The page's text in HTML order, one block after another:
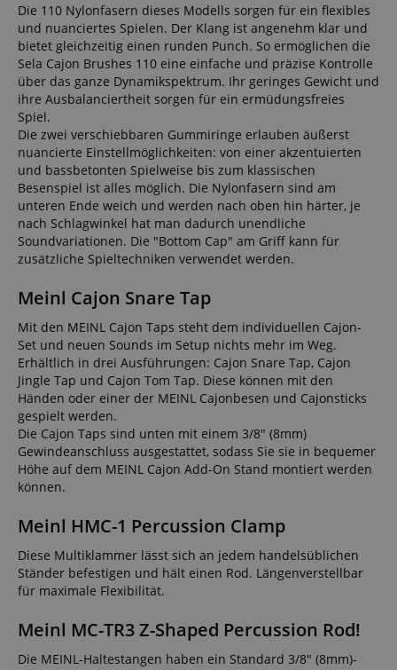
Die 110 Nylonfasern dieses Modells sorgen für ein flexibles
und nuanciertes Spielen. Der Klang ist angenehm klar und
bietet gleichzeitig einen runden Punch. So ermöglichen die
Sela Cajon Brushes 110 eine einfache und präzise Kontrolle
über das ganze Dynamikspektrum. Ihr geringes Gewicht und
ihre Ausbalanciertheit sorgen für ein ermüdungsfreies
Spiel.
Die zwei verschiebbaren Gummiringe erlauben äußerst
nuancierte Einstellmöglichkeiten: von einer akzentuierten
und bassbetonten Spielweise bis zum klassischen
Besenspiel ist alles möglich. Die Nylonfasern sind am
unteren Ende weich und werden nach oben hin härter, je
nach Schlagwinkel hat man dadurch unendliche
Soundvariationen. Die "Bottom Cap" am Griff kann für
zusätzliche Spieltechniken verwendet werden.
Meinl Cajon Snare Tap
Mit den MEINL Cajon Taps steht dem individuellen Cajon-
Set und neuen Sounds im Setup nichts mehr im Weg.
Erhältlich in drei Ausführungen: Cajon Snare Tap, Cajon
Jingle Tap und Cajon Tom Tap. Diese können mit den
Händen oder einer der MEINL Cajonbesen und Cajonsticks
gespielt werden.
Die Cajon Taps sind unten mit einem 3/8" (8mm)
Gewindeanschluss ausgestattet, sodass Sie sie in bequemer
Höhe auf dem MEINL Cajon Add-On Stand montiert werden
können.
Meinl HMC-1 Percussion Clamp
Diese Multiklammer lässt sich an jedem handelsüblichen
Ständer befestigen und hält einen Rod. Längenverstellbar
für maximale Flexibilität.
Meinl MC-TR3 Z-Shaped Percussion Rod!
Die MEINL-Haltestangen haben ein Standard 3/8" (8mm)-